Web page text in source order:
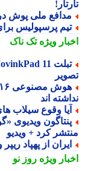
ملی پوش در
پرسپولیس
ویژهتک ناک
اند
وقوع سیلاب های
ویدیوی
کرد + ویدیو
از پهپاد
ویژهروز نو